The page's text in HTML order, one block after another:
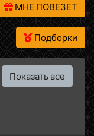
МНЕ ПОВЕЗЕТ
Подборки
Показать все